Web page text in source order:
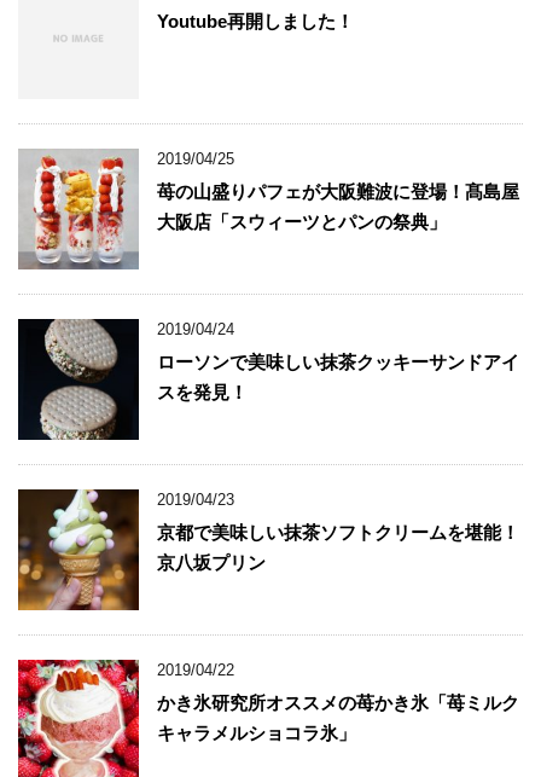
Youtube再開しました！
2019/04/25
苺の山盛りパフェが大阪難波に登場！髙島屋
大阪店「スウィーツとパンの祭典」
2019/04/24
ローソンで美味しい抹茶クッキーサンドアイ
スを発見！
2019/04/23
京都で美味しい抹茶ソフトクリームを堪能！
京八坂プリン
2019/04/22
かき氷研究所オススメの苺かき氷「苺ミルク
キャラメルショコラ氷」